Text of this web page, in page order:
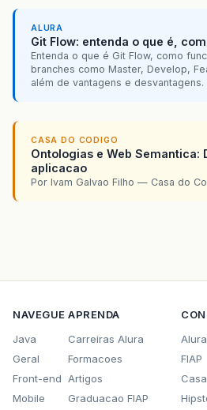
ALURA
Git Flow: entenda o que é,
Entenda o que é Git Flow, como
branches como Master, Develop,
além de vantagens e desvantagens.
CASA DO CODIGO
Ontologias e Web Semantica:
aplicacao
Por Ivam Galvao Filho — Casa do
NAVEGUE
Java
Geral
Front-end
Mobile
APRENDA
Carreiras Alura
Formacoes
Artigos
Graduacao FIAP
Alura
FIAP